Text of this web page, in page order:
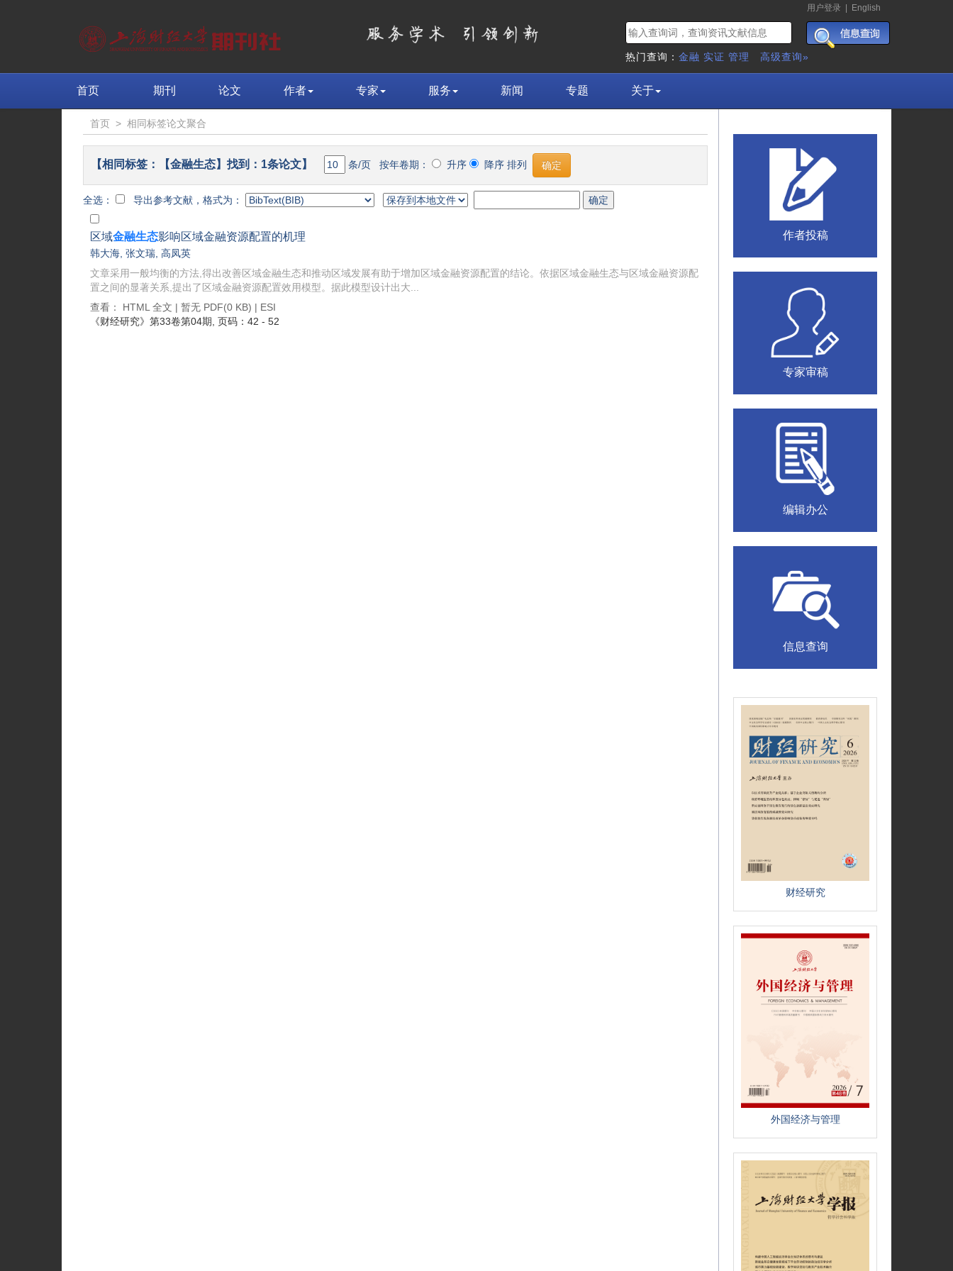
用户登录 English
热门查询： 金融 实证 管理 高级查询»
首页 期刊 论文 作者 专家 服务 新闻 专题 关于
首页 > 相同标签论文聚合
【相同标签：【金融生态】找到：1条论文】 条/页 按年卷期： 升序 降序 排列
全选： 导出参考文献，格式为：
区域金融生态影响区域金融资源配置的机理
韩大海 张文瑞 高凤英
文章采用一般均衡的方法,得出改善区域金融生态和推动区域发展有助于增加区域金融资源配置的结论。依据区域金融生态与区域金融资源配
置之间的显著关系,提出了区域金融资源配置效用模型。据此模型设计出大...
查看： HTML 全文 | 暂无 PDF(0 KB) | ESI
《财经研究》 第33卷第04期 , 页码：42 - 52
作者投稿
专家审稿
编辑办公
信息查询
财经研究
外国经济与管理